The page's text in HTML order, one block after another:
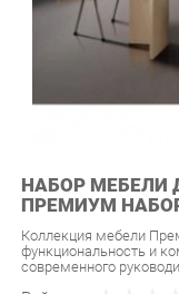
НАБОР МЕБЕЛИ
ПРЕМИУМ НАБОР
Коллекция мебели
современного
Рейтинг: